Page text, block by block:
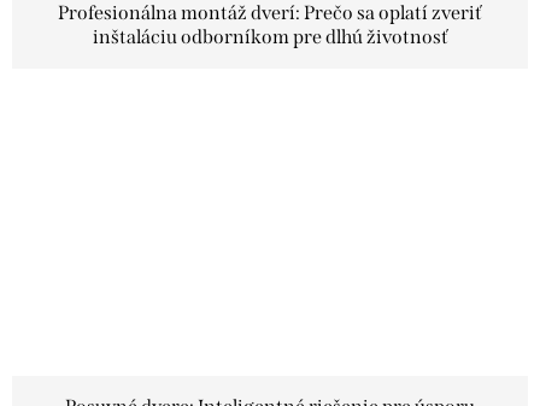
Profesionálna montáž dverí: Prečo sa oplatí zveriť
inštaláciu odborníkom pre dlhú životnosť